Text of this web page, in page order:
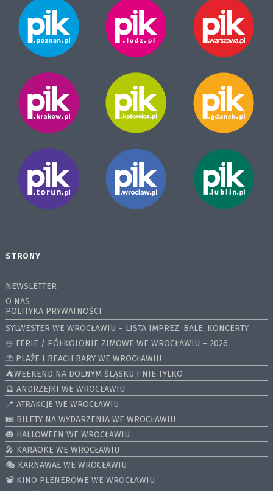
STRONY
NEWSLETTER
O NAS
POLITYKA PRYWATNOŚCI
SYLWESTER WE WROCŁAWIU – LISTA IMPREZ, BALE, KONCERTY
⛄️ FERIE / PÓŁKOLONIE ZIMOWE WE WROCŁAWIU – 2026
⛱️ PLAŻE I BEACH BARY WE WROCŁAWIU
⛺️WEEKEND NA DOLNYM ŚLĄSKU I NIE TYLKO
🔮 ANDRZEJKI WE WROCŁAWIU
📍 ATRAKCJE WE WROCŁAWIU
🎟️ BILETY NA WYDARZENIA WE WROCŁAWIU
🎃 HALLOWEEN WE WROCŁAWIU
🎤 KARAOKE WE WROCŁAWIU
🎭 KARNAWAŁ WE WROCŁAWIU
📽️ KINO PLENEROWE WE WROCŁAWIU